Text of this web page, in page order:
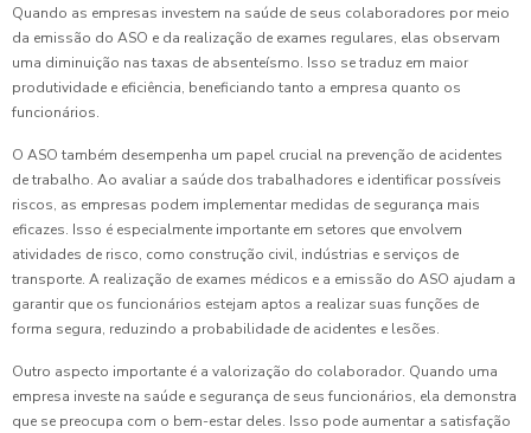
Quando as empresas investem na saúde de seus colaboradores por meio
da emissão do ASO e da realização de exames regulares, elas observam
uma diminuição nas taxas de absenteísmo. Isso se traduz em maior
produtividade e eficiência, beneficiando tanto a empresa quanto os
funcionários.
O ASO também desempenha um papel crucial na prevenção de acidentes
de trabalho. Ao avaliar a saúde dos trabalhadores e identificar possíveis
riscos, as empresas podem implementar medidas de segurança mais
eficazes. Isso é especialmente importante em setores que envolvem
atividades de risco, como construção civil, indústrias e serviços de
transporte. A realização de exames médicos e a emissão do ASO ajudam a
garantir que os funcionários estejam aptos a realizar suas funções de
forma segura, reduzindo a probabilidade de acidentes e lesões.
Outro aspecto importante é a valorização do colaborador. Quando uma
empresa investe na saúde e segurança de seus funcionários, ela demonstra
que se preocupa com o bem-estar deles. Isso pode aumentar a satisfação